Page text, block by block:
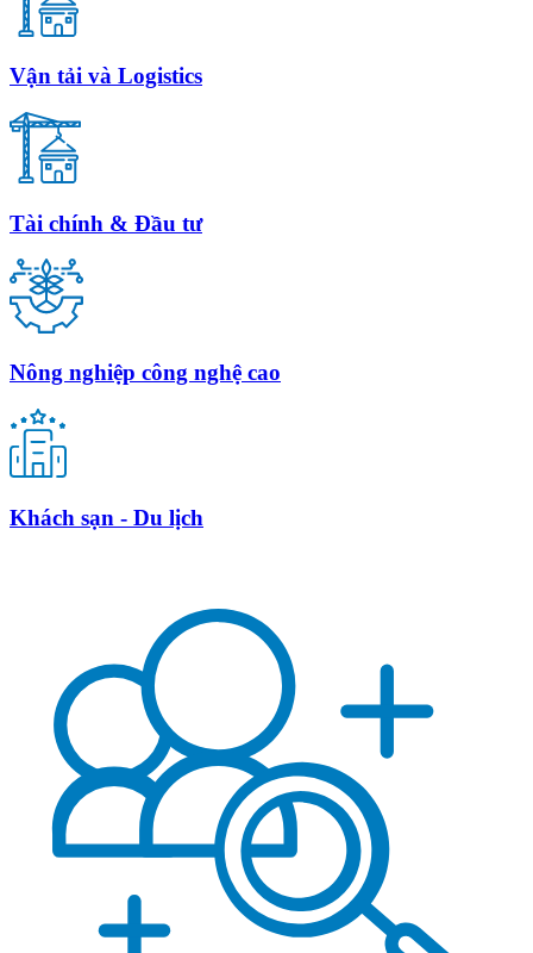
Vận tải và Logistics
Tài chính & Đầu tư
Nông nghiệp công nghệ cao
Khách sạn - Du lịch